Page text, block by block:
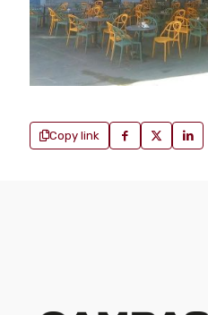
Copy link